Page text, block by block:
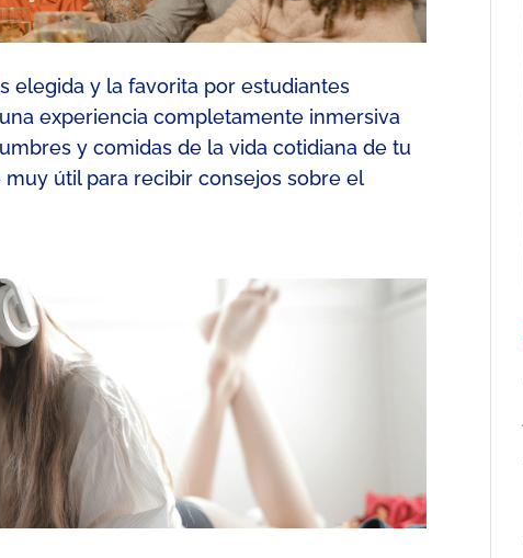
elegida y la favorita por estudiantes
experiencia completamente inmersiva
y comidas de la vida cotidiana de tu
muy útil para recibir consejos sobre el